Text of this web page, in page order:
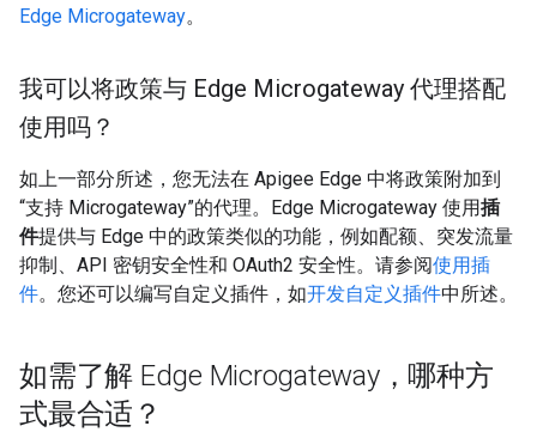
Edge Microgateway。
我可以将政策与 Edge Microgateway 代理搭配
使用吗？
如上一部分所述，您无法在 Apigee Edge 中将政策附加到
“支持 Microgateway”的代理。Edge Microgateway 使用插
件提供与 Edge 中的政策类似的功能，例如配额、突发流量
抑制、API 密钥安全性和 OAuth2 安全性。请参阅使用插
件。您还可以编写自定义插件，如开发自定义插件中所述。
如需了解 Edge Microgateway，哪种方
式最合适？